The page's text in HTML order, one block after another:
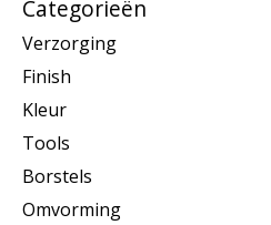
Categorieën
Verzorging
Finish
Kleur
Tools
Borstels
Omvorming